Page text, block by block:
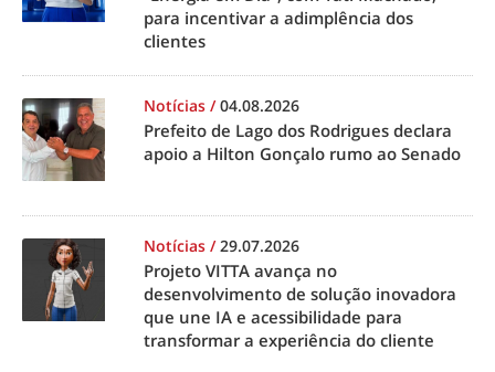
para incentivar a adimplência dos
clientes
Notícias /04.08.2026
Prefeito de Lago dos Rodrigues declara
apoio a Hilton Gonçalo rumo ao Senado
Notícias /29.07.2026
Projeto VITTA avança no
desenvolvimento de solução inovadora
que une IA e acessibilidade para
transformar a experiência do cliente